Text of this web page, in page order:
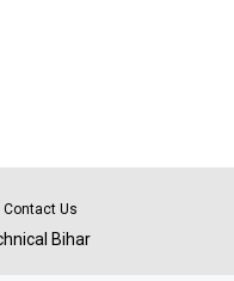
Contact Us
Bihar